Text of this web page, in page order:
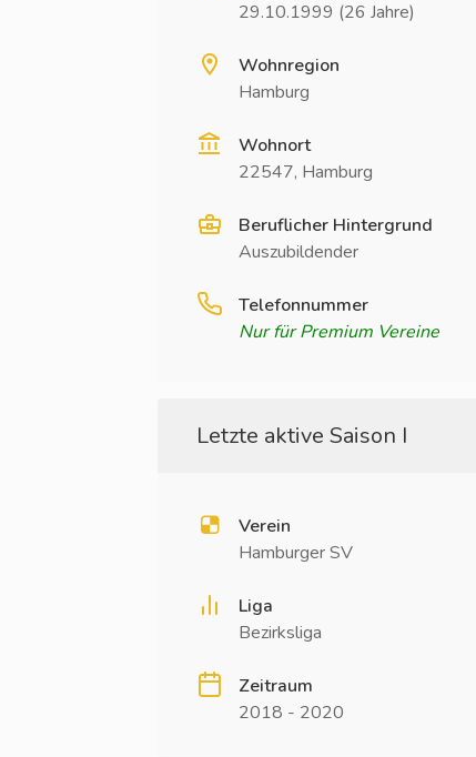
29.10.1999 (26 Jahre)
Wohnregion
Hamburg
Wohnort
22547, Hamburg
Beruflicher Hintergrund
Auszubildender
Telefonnummer
Nur für Premium Vereine
Letzte aktive Saison I
Verein
Hamburger SV
Liga
Bezirksliga
Zeitraum
2018 - 2020